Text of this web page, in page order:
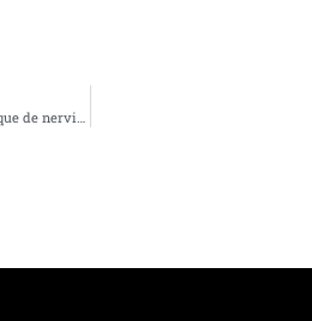
Lionel Richie: Cantante habló sobre la misteriosa enfermedad que casi lo lleva a un ‘ataque de nervios’